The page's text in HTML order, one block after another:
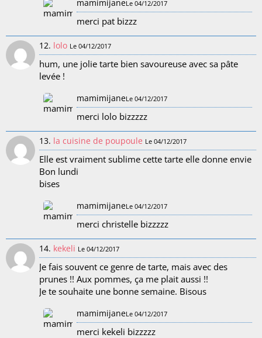
mamimijaneLe 04/12/2017
merci pat bizzz
12. lolo Le 04/12/2017
hum, une jolie tarte bien savoureuse avec sa pâte
levée !
mamimijaneLe 04/12/2017
merci lolo bizzzzz
13. la cuisine de poupoule Le 04/12/2017
Elle est vraiment sublime cette tarte elle donne envie
Bon lundi
bises
mamimijaneLe 04/12/2017
merci christelle bizzzzz
14. kekeli Le 04/12/2017
Je fais souvent ce genre de tarte, mais avec des
prunes !! Aux pommes, ça me plait aussi !!
Je te souhaite une bonne semaine. Bisous
mamimijaneLe 04/12/2017
merci kekeli bizzzzz